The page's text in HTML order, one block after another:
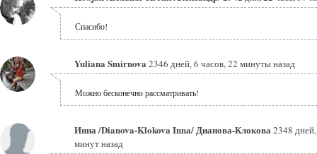
Спасибо!
Yuliana Smirnova 2346 дней, 6 часов, 22 минуты назад
Можно бесконечно рассматривать!
Инна /Dianova-Klokova Inna/ Дианова-Клокова2348
минут назад